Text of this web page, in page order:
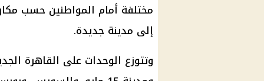
مختلفة أمام المواطنين حسب
إلى مدينة جديدة.